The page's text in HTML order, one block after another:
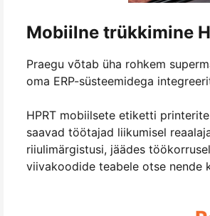
Mobiilne trükkimine
Praegu võtab üha rohkem
oma ERP-süsteemidega
HPRT mobiilsete etiketti
saavad töötajad liikumisel
riiulimärgistusi, jäädes
viivakoodide teabele otse nende